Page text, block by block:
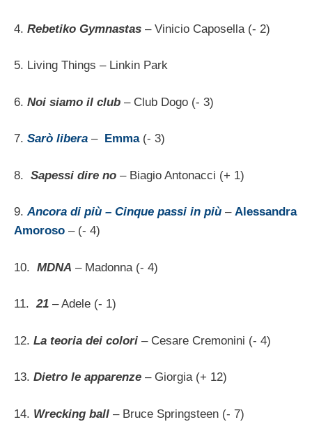
4. Rebetiko Gymnastas – Vinicio Caposella (- 2)
5. Living Things – Linkin Park
6. Noi siamo il club – Club Dogo (- 3)
7. Sarò libera – Emma(- 3)
8. Sapessi dire no – Biagio Antonacci (+ 1)
9.Ancora di più – Cinque passi in più – Alessandra
Amoroso – (- 4)
10. MDNA – Madonna (- 4)
11.21 – Adele (- 1)
12. La teoria dei colori – Cesare Cremonini (- 4)
13. Dietro le apparenze – Giorgia (+ 12)
14. Wrecking ball – Bruce Springsteen (- 7)